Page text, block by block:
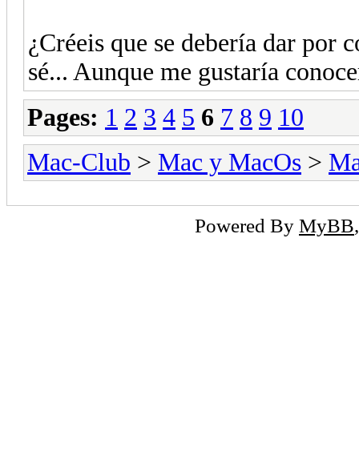
¿Créeis que se debería dar por
sé... Aunque me gustaría
Pages: 1 2 3 4 5 6 7 8 9 10
Mac-Club > Mac y MacOs >
Powered By MyBB